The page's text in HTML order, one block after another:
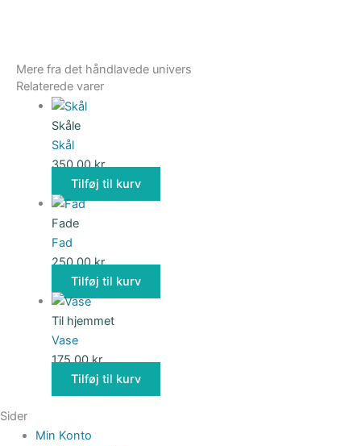
Mere fra det håndlavede univers
Relaterede varer
Skåle
Skål
350,00kr.
Tilføj til kurv
Fade
Fad
250,00kr.
Tilføj til kurv
Til hjemmet
Vase
175,00kr.
Tilføj til kurv
Sider
Min Konto